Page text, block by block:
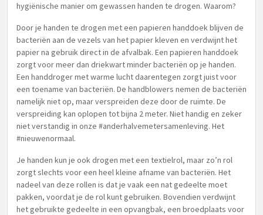
hygiënische manier om gewassen handen te drogen. Waarom?
Door je handen te drogen met een papieren handdoek blijven de
bacteriën aan de vezels van het papier kleven en verdwijnt het
papier na gebruik direct in de afvalbak. Een papieren handdoek
zorgt voor meer dan driekwart minder bacteriën op je handen.
Een handdroger met warme lucht daarentegen zorgt juist voor
een toename van bacteriën. De handblowers nemen de bacteriën
namelijk niet op, maar verspreiden deze door de ruimte. De
verspreiding kan oplopen tot bijna 2 meter. Niet handig en zeker
niet verstandig in onze #anderhalvemetersamenleving. Het
#nieuwenormaal.
Je handen kun je ook drogen met een textielrol, maar zo’n rol
zorgt slechts voor een heel kleine afname van bacteriën. Het
nadeel van deze rollen is dat je vaak een nat gedeelte moet
pakken, voordat je de rol kunt gebruiken. Bovendien verdwijnt
het gebruikte gedeelte in een opvangbak, een broedplaats voor